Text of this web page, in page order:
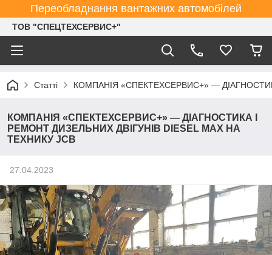
Переобладнання вантажних автомобілей
ТОВ "СПЕЦТЕХСЕРВИС+"
Статті КОМПАНІЯ «СПЕКТЕХСЕРВИС+» —
КОМПАНІЯ «СПЕКТЕХСЕРВИС+» — ДІАГНОСТИКА І
РЕМОНТ ДИЗЕЛЬНИХ ДВІГУНІВ DIESEL MAX НА
ТЕХНИКУ JCB
27.04.2023